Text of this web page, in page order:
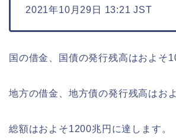
2021年10月29日 13:21 JST
国の借金、国債の発行残高はおよそ
地方の借金、地方債の発行残高はお
総額はおよそ1200兆円に達します。